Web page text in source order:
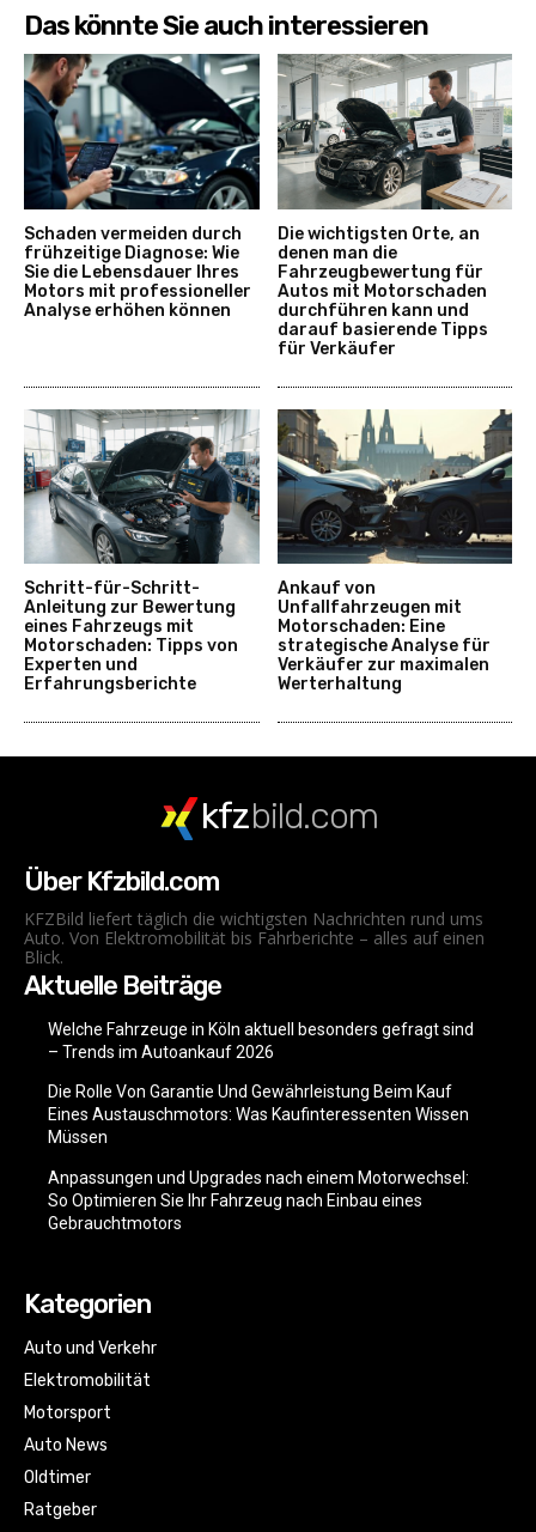
Das könnte Sie auch interessieren
Schaden vermeiden durch
frühzeitige Diagnose: Wie
Sie die Lebensdauer Ihres
Motors mit professioneller
Analyse erhöhen können
Die wichtigsten Orte, an
denen man die
Fahrzeugbewertung für
Autos mit Motorschaden
durchführen kann und
darauf basierende Tipps
für Verkäufer
Schritt-für-Schritt-
Anleitung zur Bewertung
eines Fahrzeugs mit
Motorschaden: Tipps von
Experten und
Erfahrungsberichte
Ankauf von
Unfallfahrzeugen mit
Motorschaden: Eine
strategische Analyse für
Verkäufer zur maximalen
Werterhaltung
kfzbild.com
Über Kfzbild.com
KFZBild liefert täglich die wichtigsten Nachrichten rund ums
Auto. Von Elektromobilität bis Fahrberichte – alles auf einen
Blick.
Aktuelle Beiträge
Welche Fahrzeuge in Köln aktuell besonders gefragt sind
– Trends im Autoankauf 2026
Die Rolle Von Garantie Und Gewährleistung Beim Kauf
Eines Austauschmotors: Was Kaufinteressenten Wissen
Müssen
Anpassungen und Upgrades nach einem Motorwechsel:
So Optimieren Sie Ihr Fahrzeug nach Einbau eines
Gebrauchtmotors
Kategorien
Auto und Verkehr
Elektromobilität
Motorsport
Auto News
Oldtimer
Ratgeber